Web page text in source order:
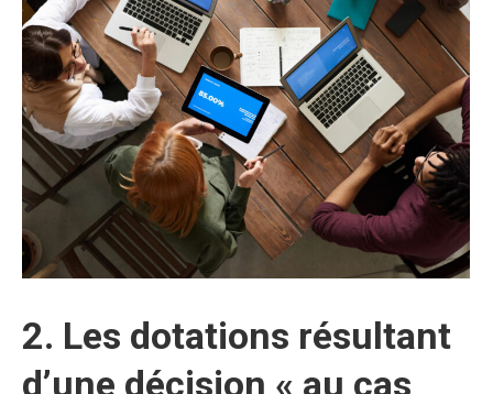
2. Les dotations résultant
d’une décision « au cas